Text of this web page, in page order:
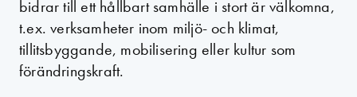
bidrar till ett hållbart samhälle i stort är välkomna,
t.ex. verksamheter inom miljö- och klimat,
tillitsbyggande, mobilisering eller kultur som
förändringskraft.